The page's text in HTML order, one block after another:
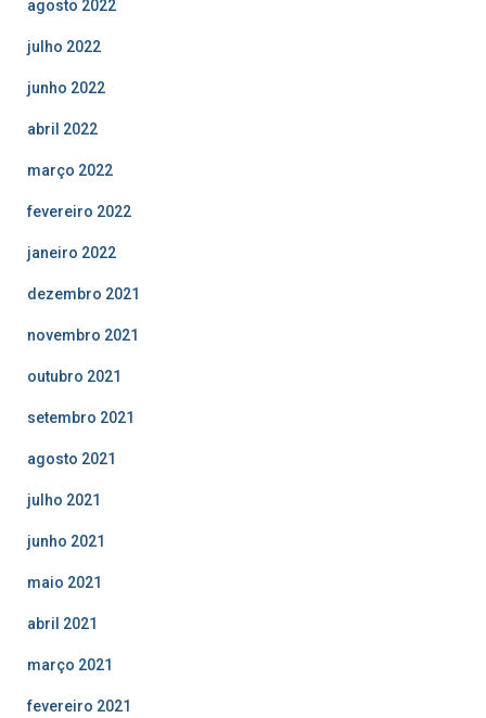
agosto 2022
julho 2022
junho 2022
abril 2022
março 2022
fevereiro 2022
janeiro 2022
dezembro 2021
novembro 2021
outubro 2021
setembro 2021
agosto 2021
julho 2021
junho 2021
maio 2021
abril 2021
março 2021
fevereiro 2021